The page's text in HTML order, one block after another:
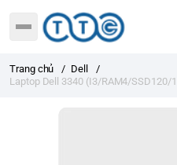
Trang chủ / Dell
/
Laptop Dell 3340 (I3/RAM4/SSD120/